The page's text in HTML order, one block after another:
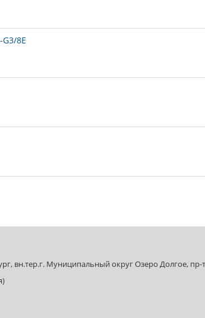
8E
вн.тер.г. Муниципальный округ Озеро Долгое,